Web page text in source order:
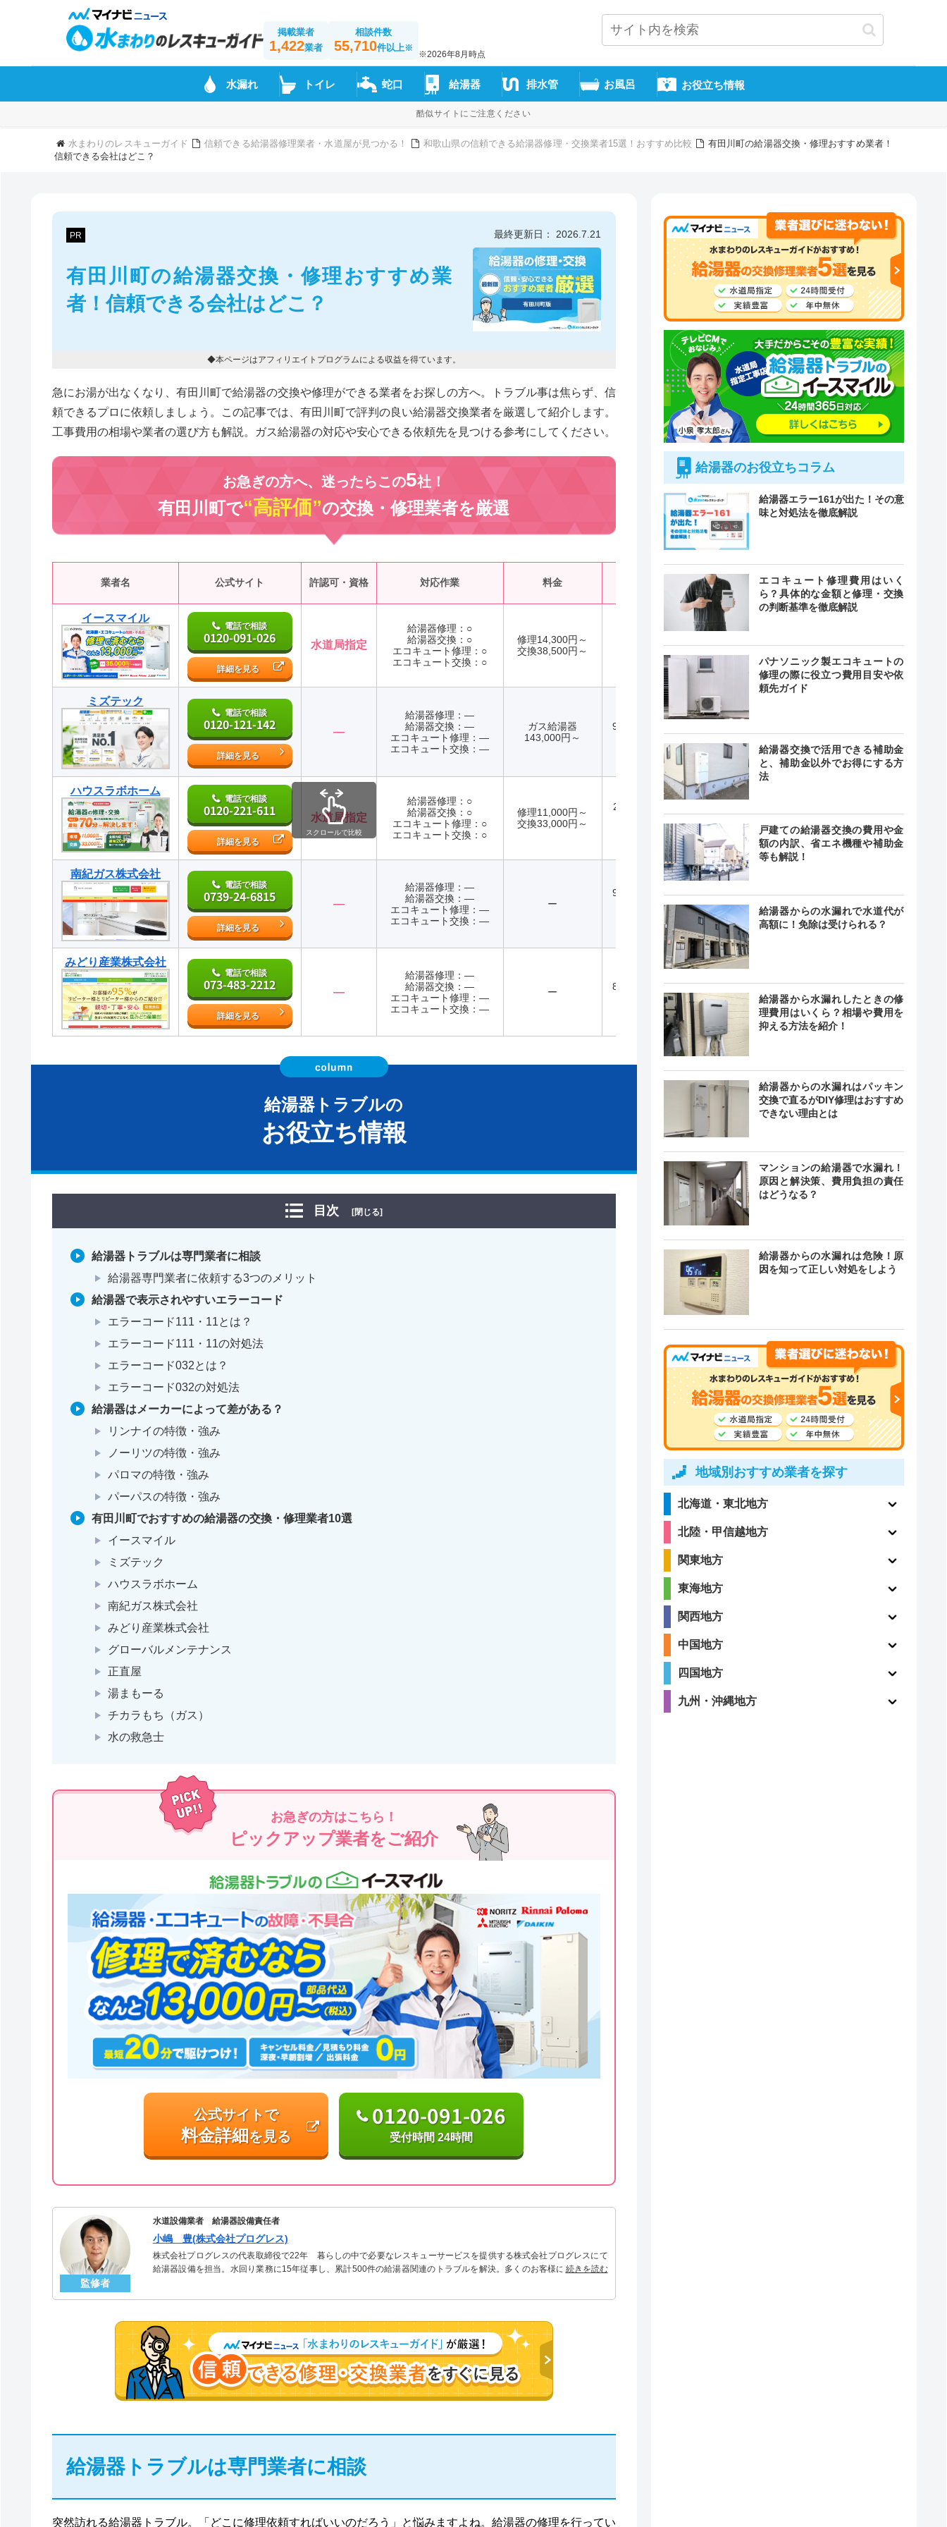
掲載業者
1,422業者
相談件数
55,710件以上※
※2026年8月時点
水漏れ トイレ 蛇口 給湯器 排水管 お風呂 お役立ち情報
酷似サイトにご注意ください
水まわりのレスキューガイド 信頼できる給湯器修理業者・水道屋が見つかる！ 和歌山県の信頼できる給湯器修理・交換業者15選！おすすめ比較
有田川町の給湯器交換・修理おすすめ業者！
信頼できる会社はどこ？
PR
有田川町の給湯器交換・修理おすすめ業
者！信頼できる会社はどこ？
最終更新日： 2026.7.21
◆本ページはアフィリエイトプログラムによる収益を得ています。
急にお湯が出なくなり、有田川町で給湯器の交換や修理ができる業者をお探しの方へ。トラブル事は焦らず、信
頼できるプロに依頼しましょう。この記事では、有田川町で評判の良い給湯器交換業者を厳選して紹介します。
工事費用の相場や業者の選び方も解説。ガス給湯器の対応や安心できる依頼先を見つける参考にしてください。
お急ぎの方へ、迷ったらこの5社！
有田川町で“高評価”の交換・修理業者を厳選
業者名 公式サイト 許認可・資格 対応作業 料金 緊急駆けつけ
イースマイル
電話で相談
0120-091-026
詳細を見る
水道局指定
給湯器修理：○
給湯器交換：○
エコキュート修理：○
エコキュート交換：○
修理14,300円～
交換38,500円～
最短20分
ミズテック
電話で相談
0120-121-142
詳細を見る
―
給湯器修理：―
給湯器交換：―
エコキュート修理：―
エコキュート交換：―
ガス給湯器
143,000円～
9:00～18:00
最短30分
ハウスラボホーム
電話で相談
0120-221-611
詳細を見る
水道局指定
給湯器修理：○
給湯器交換：○
エコキュート修理：○
エコキュート交換：○
修理11,000円～
交換33,000円～
24時間 年中
最短20分
南紀ガス株式会社
電話で相談
0739-24-6815
詳細を見る
―
給湯器修理：―
給湯器交換：―
エコキュート修理：―
エコキュート交換：―
ー
9:00〜18:00
ー
みどり産業株式会社
電話で相談
073-483-2212
詳細を見る
―
給湯器修理：―
給湯器交換：―
エコキュート修理：―
エコキュート交換：―
ー
8:00～18:00
ー
スクロールで比較
給湯器トラブルの
お役立ち情報
目次 [閉じる]
給湯器トラブルは専門業者に相談
給湯器専門業者に依頼する3つのメリット
給湯器で表示されやすいエラーコード
エラーコード111・11とは？
エラーコード111・11の対処法
エラーコード032とは？
エラーコード032の対処法
給湯器はメーカーによって差がある？
リンナイの特徴・強み
ノーリツの特徴・強み
パロマの特徴・強み
パーパスの特徴・強み
有田川町でおすすめの給湯器の交換・修理業者10選
イースマイル
ミズテック
ハウスラボホーム
南紀ガス株式会社
みどり産業株式会社
グローバルメンテナンス
正直屋
湯まもーる
チカラもち（ガス）
水の救急士
お急ぎの方はこちら！
ピックアップ業者をご紹介
公式サイトで
料金詳細を見る
0120-091-026
受付時間 24時間
監修者
水道設備業者 給湯器設備責任者
小嶋 豊(株式会社プログレス)
株式会社プログレスの代表取締役で22年 暮らしの中で必要なレスキューサービスを提供する株式会社プログレスにて
給湯器設備を担当。水回り業務に15年従事し、累計500件の給湯器関連のトラブルを解決。多くのお客様に信頼される
続きを読む
給湯器トラブルは専門業者に相談
突然訪れる給湯器トラブル。「どこに修理依頼すればいいのだろう」と悩みますよね。給湯器の修理を行ってい
給湯器のお役立ちコラム
給湯器エラー161が出た！その意
味と対処法を徹底解説
エコキュート修理費用はいく
ら？具体的な金額と修理・交換
の判断基準を徹底解説
パナソニック製エコキュートの
修理の際に役立つ費用目安や依
頼先ガイド
給湯器交換で活用できる補助金
と、補助金以外でお得にする方
法
戸建ての給湯器交換の費用や金
額の内訳、省エネ機種や補助金
等も解説！
給湯器からの水漏れで水道代が
高額に！免除は受けられる？
給湯器から水漏れしたときの修
理費用はいくら？相場や費用を
抑える方法を紹介！
給湯器からの水漏れはパッキン
交換で直るがDIY修理はおすすめ
できない理由とは
マンションの給湯器で水漏れ！
原因と解決策、費用負担の責任
はどうなる？
給湯器からの水漏れは危険！原
因を知って正しい対処をしよう
地域別おすすめ業者を探す
北海道・東北地方
北陸・甲信越地方
関東地方
東海地方
関西地方
中国地方
四国地方
九州・沖縄地方